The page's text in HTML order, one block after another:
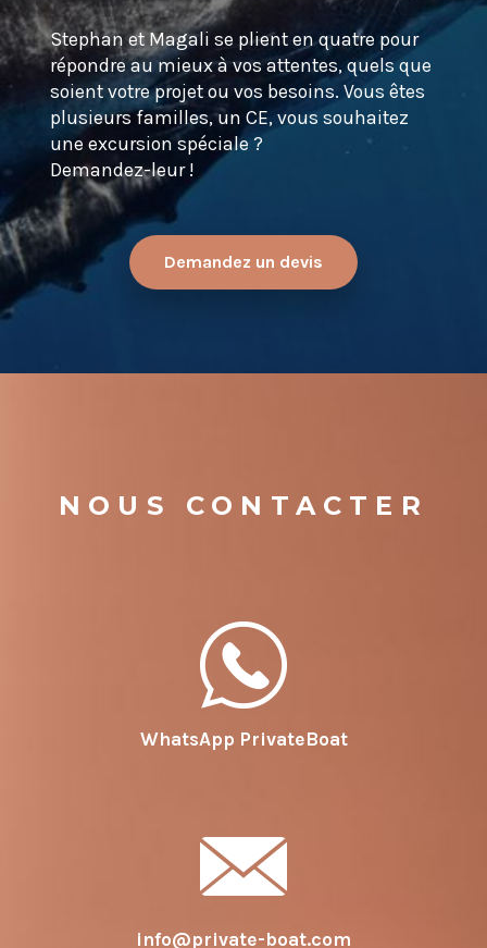
Stephan et Magali se plient en quatre pour
répondre au mieux à vos attentes, quels que
soient votre projet ou vos besoins. Vous êtes
plusieurs familles, un CE, vous souhaitez
une excursion spéciale ?
Demandez-leur !
Demandez un devis
NOUS CONTACTER
WhatsApp PrivateBoat
info@private-boat.com